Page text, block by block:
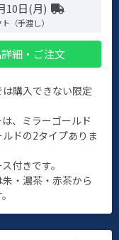
10日(月)
（手渡し）
細・ご注文
購入できない限定
、ミラーゴールド
ルドの2タイプありま
付きです。
・濃茶・赤茶から